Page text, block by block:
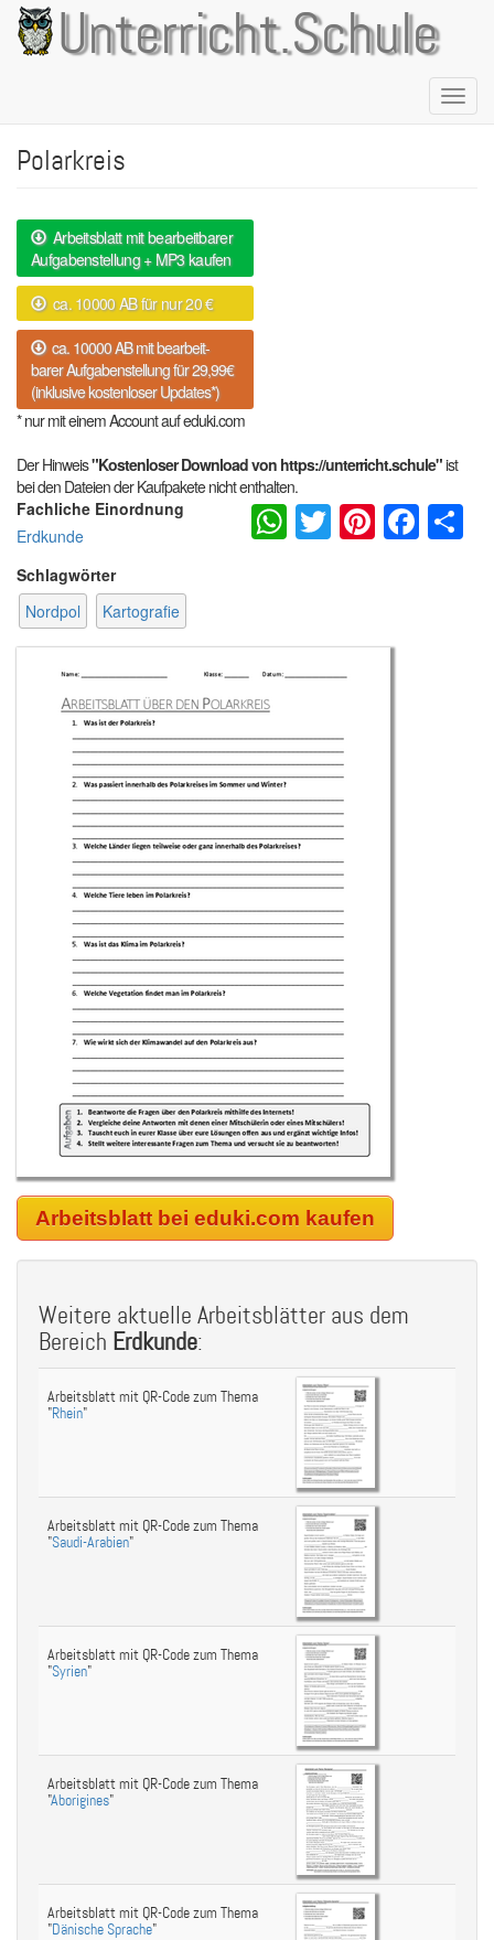
Direkt
zum
Inhalt
Unterricht.Schule
Polarkreis
Arbeitsblatt mit bearbeitbarer
Aufgabenstellung + MP3 kaufen
ca. 10000 AB für nur 20 €
ca. 10000 AB mit bearbeit-
barer Aufgabenstellung für 29,99€
(inklusive kostenloser Updates*)
* nur mit einem Account auf eduki.com
Der Hinweis"Kostenloser Download von https://unterricht.schule"ist
bei den Dateien der Kaufpakete nicht enthalten.
Fachliche Einordnung
Erdkunde
Schlagwörter
Nordpol
Kartografie
WhatsApp
Twitter
Arbeitsblatt bei eduki.com kaufen
Weitere aktuelle Arbeitsblätter aus dem
Bereich Erdkunde:
Arbeitsblatt mit QR-Code zum Thema
"Rhein"
Arbeitsblatt mit QR-Code zum Thema
"Saudi-Arabien"
Arbeitsblatt mit QR-Code zum Thema
"Syrien"
Arbeitsblatt mit QR-Code zum Thema
"Aborigines"
Arbeitsblatt mit QR-Code zum Thema
"Dänische Sprache"